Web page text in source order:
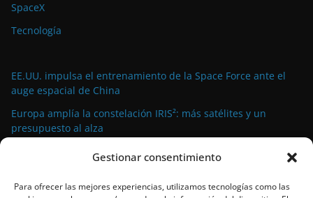
Gestionar consentimiento
Para ofrecer las mejores experiencias, utilizamos tecnologías como las
SpaceX
Tecnología
EE.UU. impulsa el entrenamiento de la Space Force ante el
auge espacial de China
Europa amplía la constelación IRIS²: más satélites y un
presupuesto al alza
El general Stephen Whiting asume el mando de la Space
expansión y profundas reformas